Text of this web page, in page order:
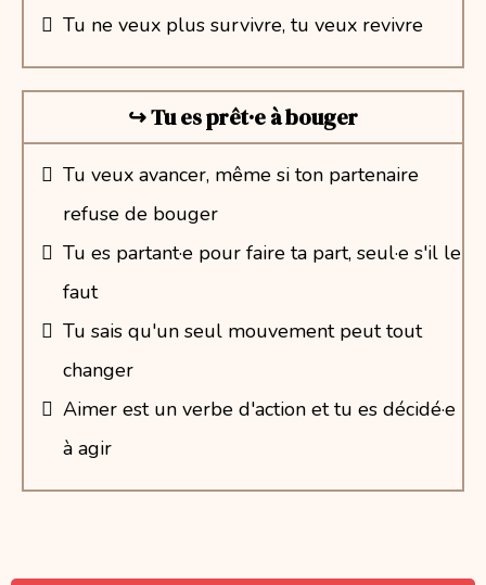
Tu ne veux plus survivre, tu veux revivre
↪︎ Tu es prêt·e à bouger
Tu veux avancer, même si ton partenaire
refuse de bouger
Tu es partant·e pour faire ta part, seul·e s'il le
faut
Tu sais qu'un seul mouvement peut tout
changer
Aimer est un verbe d'action et tu es décidé·e
à agir